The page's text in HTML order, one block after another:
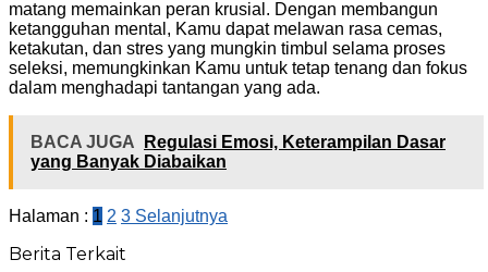
matang memainkan peran krusial. Dengan membangun
ketangguhan mental, Kamu dapat melawan rasa cemas,
ketakutan, dan stres yang mungkin timbul selama proses
seleksi, memungkinkan Kamu untuk tetap tenang dan fokus
dalam menghadapi tantangan yang ada.
BACA JUGA
Regulasi Emosi, Keterampilan Dasar
yang Banyak Diabaikan
Halaman : 1 2 3 Selanjutnya
Berita Terkait